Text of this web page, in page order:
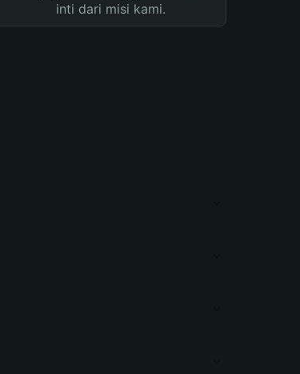
inti dari misi kami.